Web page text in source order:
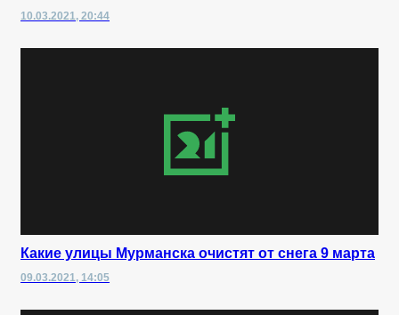
10.03.2021, 20:44
Какие улицы Мурманска очистят от снега 9 марта
09.03.2021, 14:05